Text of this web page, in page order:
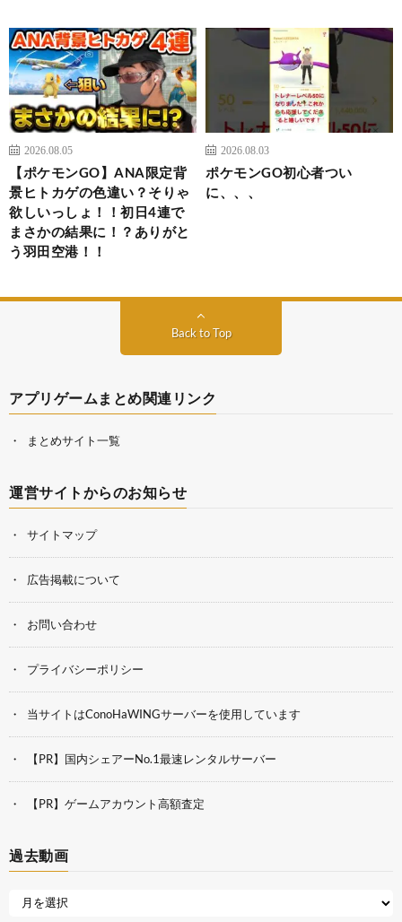
2026.08.05
【ポケモンGO】ANA限定背
景ヒトカゲの色違い？そりゃ
欲しいっしょ！！初日4連で
まさかの結果に！？ありがと
う羽田空港！！
2026.08.03
ポケモンGO初心者つい
に、、、
Back to Top
アプリゲームまとめ関連リンク
まとめサイト一覧
運営サイトからのお知らせ
サイトマップ
広告掲載について
お問い合わせ
プライバシーポリシー
当サイトはConoHaWINGサーバーを使用しています
【PR】国内シェアーNo.1最速レンタルサーバー
【PR】ゲームアカウント高額査定
過去動画